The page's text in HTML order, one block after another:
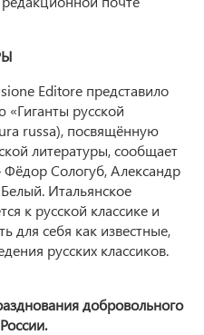
Editore представило
русской
russa), посвящённую
литературы, сообщает
Сологуб, Александр
Итальянское
к русской классике и
для себя как известные,
русских классиков.
добровольного